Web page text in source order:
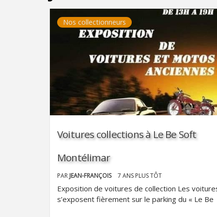
Nos collectionneurs
Voitures collections à Le Be Soft
Montélimar
PAR JEAN-FRANÇOIS 7 ANS PLUS TÔT
Exposition de voitures de collection Les
s’exposent fièrement sur le parking du « Le Be